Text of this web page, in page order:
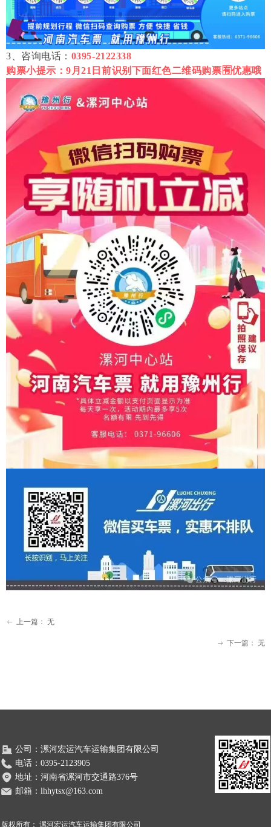
3、咨询电话： 0395-2122338
购票小提示：9月21日前识别下面红色二维码购票🈶优惠哦
ꂃ 上一篇： 无
ꁹ 下一篇： 无
公司： 漯河宏运汽车运输集团有限公司
电话： 0395-2123905
地址： 河南省漯河市交通路376号
邮箱： lhhytsx@163.com
版权所有： 漯河宏运汽车运输集团有限公司